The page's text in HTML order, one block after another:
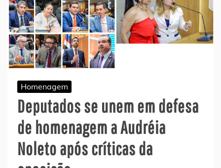
Homenagem
Deputados se unem em defesa
de homenagem a Audréia
Noleto após críticas da